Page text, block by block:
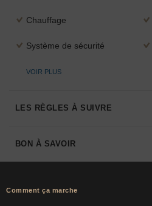
Chauffage
Système de sécurité
VOIR PLUS
LES RÈGLES À SUIVRE
BON À SAVOIR
Comment ça marche